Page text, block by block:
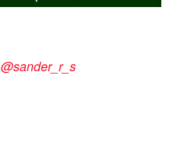
@sander_r_s